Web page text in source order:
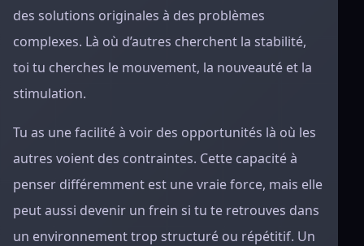
des solutions originales à des problèmes
complexes. Là où d’autres cherchent la stabilité,
toi tu cherches le mouvement, la nouveauté et la
stimulation.
Tu as une facilité à voir des opportunités là où les
autres voient des contraintes. Cette capacité à
penser différemment est une vraie force, mais elle
peut aussi devenir un frein si tu te retrouves dans
un environnement trop structuré ou répétitif. Un